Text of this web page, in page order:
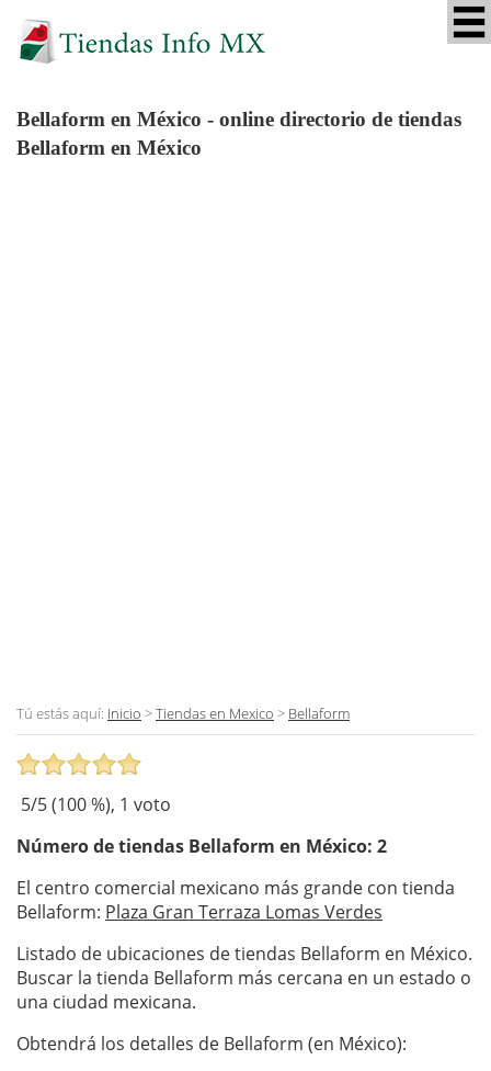
Bellaform en México - online directorio de tiendas
Bellaform en México
Tú estás aquí: Inicio >Tiendas en Mexico > Bellaform
5/5 (100%), 1 voto
Número de tiendas Bellaform en México: 2
El centro comercial mexicano más grande con tienda
Bellaform: Plaza Gran Terraza Lomas Verdes
Listado de ubicaciones de tiendas Bellaform en México.
Buscar la tienda Bellaform más cercana en un estado o
una ciudad mexicana.
Obtendrá los detalles de Bellaform (en México):